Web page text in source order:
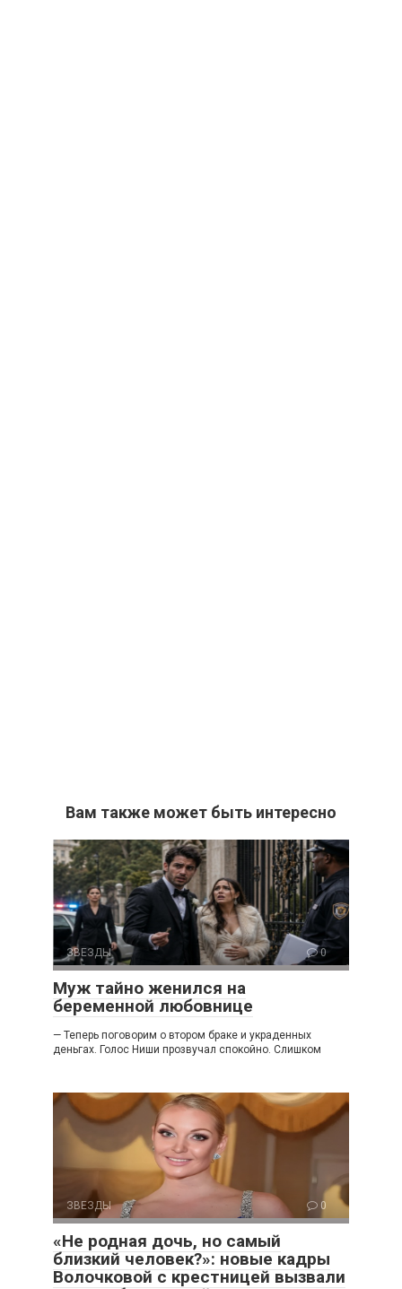
Вам также может быть интересно
ЗВЕЗДЫ 0
Муж тайно женился на
беременной любовнице
— Теперь поговорим о втором браке и украденных
деньгах. Голос Ниши прозвучал спокойно. Слишком
ЗВЕЗДЫ 0
«Не родная дочь, но самый
близкий человек?»: новые кадры
Волочковой с крестницей вызвали